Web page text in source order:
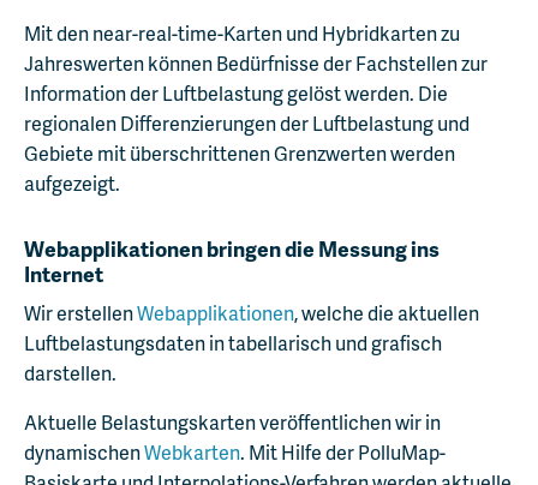
Mit den near-real-time-Karten und Hybridkarten zu
Jahreswerten können Bedürfnisse der Fachstellen zur
Information der Luftbelastung gelöst werden. Die
regionalen Differenzierungen der Luftbelastung und
Gebiete mit überschrittenen Grenzwerten werden
aufgezeigt.
Webapplikationen bringen die Messung ins
Internet
Wir erstellenWebapplikationen, welche die aktuellen
Luftbelastungsdaten in tabellarisch und grafisch
darstellen.
Aktuelle Belastungskarten veröffentlichen wir in
dynamischenWebkarten. Mit Hilfe der PolluMap-